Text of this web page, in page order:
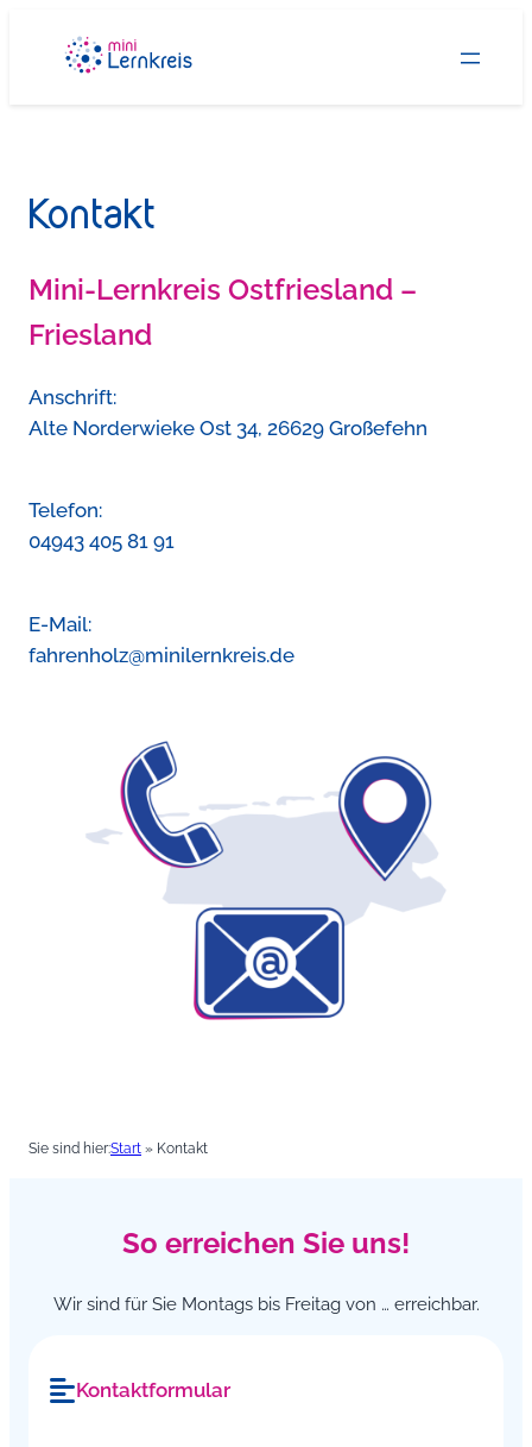
springen
Kontakt
Mini-Lernkreis Ostfriesland –
Friesland
Anschrift:
Alte Norderwieke Ost 34, 26629 Großefehn
Telefon:
04943 405 81 91
E-Mail:
fahrenholz@minilernkreis.de
Sie sind hier:Start » Kontakt
So erreichen Sie uns!
Wir sind für Sie Montags bis Freitag von … erreichbar.
Kontaktformular